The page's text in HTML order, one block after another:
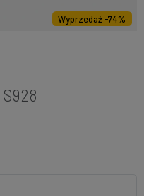
Wyprzedaż -74%
S928